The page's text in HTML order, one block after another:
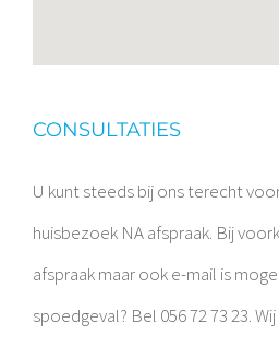
CONSULTATIES
U kunt steeds bij ons terecht
huisbezoek NA afspraak. Bij
afspraak maar ook e-mail is
spoedgeval? Bel 056 72 73 23.